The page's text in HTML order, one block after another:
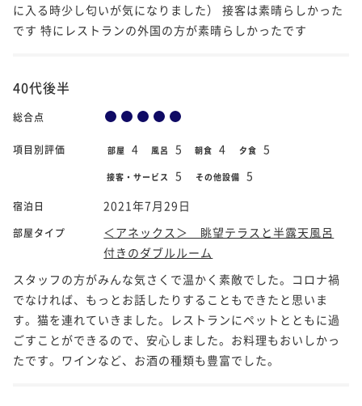
に入る時少し匂いが気になりました） 接客は素晴らしかった
です 特にレストランの外国の方が素晴らしかったです
40代後半
総合点
項目別評価 部屋 4 風呂 5 朝食 4 夕食 5
接客・サービス 5 その他設備 5
宿泊日 2021年7月29日
部屋タイプ
＜アネックス＞ 眺望テラスと半露天風呂
付きのダブルルーム
スタッフの方がみんな気さくで温かく素敵でした。コロナ禍
でなければ、もっとお話したりすることもできたと思いま
す。猫を連れていきました。レストランにペットとともに過
ごすことができるので、安心しました。お料理もおいしかっ
たです。ワインなど、お酒の種類も豊富でした。